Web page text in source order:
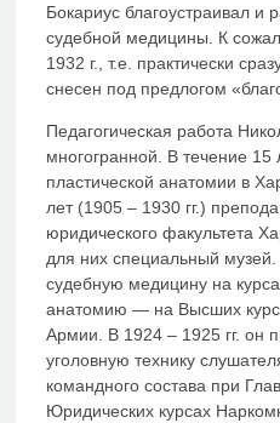
Бокариус благоустраивал
судебной медицины. К
1932 г., т.е. практически
снесен под предлогом
Педагогическая работа
многогранной. В течение 15
пластической анатомии в
лет (1905 – 1930 гг.)
юридического факультета
для них специальный
судебную медицину на
анатомию — на Высших
Армии. В 1924 – 1925 гг. он
уголовную технику
командного состава при
Юридических курсах